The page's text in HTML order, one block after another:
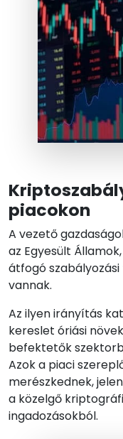
piacokon
A vezető
az Egyesült
átfogó
vannak.
Az ilyen irányítás
kereslet óriási
befektetők
Azok a piaci
merészkednek,
a közelgő
ingadozásokból.